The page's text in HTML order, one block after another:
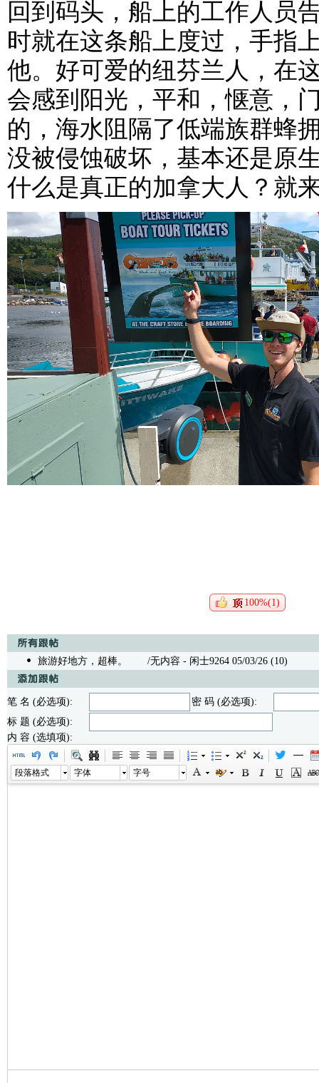
回到码头，船上的工作人员
时就在这条船上度过，手指
他。好可爱的纽芬兰人，在
会感到阳光，平和，惬意，
的，海水阻隔了低端族群蜂
没被侵蚀破坏，基本还是原
什么是真正的加拿大人？就
100%(1)
旅游好地方，超棒。 /无内容 - 闲士9264 05/03/26 (10)
笔 名 (必选项):
密 码 (必选项):
标 题 (必选项):
内 容 (选填项):
段落格式 字体 字号